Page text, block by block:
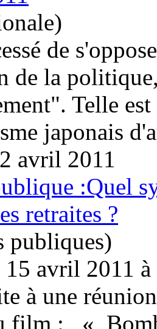
de
de la
Telle
me japonais
avril 2011
:Quel
retraites ?
publiques)
15 avril 2011
à une
film : «